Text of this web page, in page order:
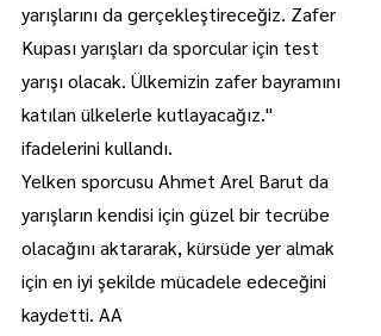
yarışlarını da gerçekleştireceğiz. Zafer
Kupası yarışları da sporcular için test
yarışı olacak. Ülkemizin zafer bayramını
katılan ülkelerle kutlayacağız."
ifadelerini kullandı.
Yelken sporcusu Ahmet Arel Barut da
yarışların kendisi için güzel bir tecrübe
olacağını aktararak, kürsüde yer almak
için en iyi şekilde mücadele edeceğini
kaydetti. AA